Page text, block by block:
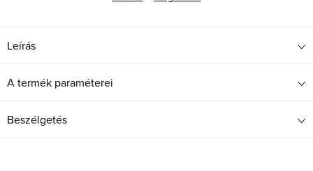
Leírás
A termék paraméterei
Beszélgetés